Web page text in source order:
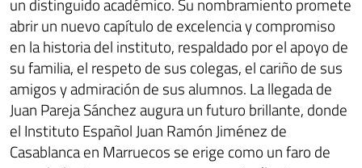
abrir un nuevo capítulo de excelencia y compromiso
en la historia del instituto, respaldado por el apoyo de
su familia, el respeto de sus colegas, el cariño de sus
amigos y admiración de sus alumnos. La llegada de
Juan Pareja Sánchez augura un futuro brillante, donde
el Instituto Español Juan Ramón Jiménez de
Casablanca en Marruecos se erige como un faro de